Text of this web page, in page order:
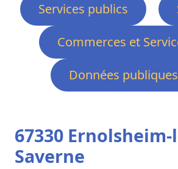
Services publics
Commerces et
Données publiques
67330 Ernolsheim-
Saverne